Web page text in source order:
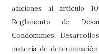
adiciones al artículo
Reglamento de
Condominios,
materia de